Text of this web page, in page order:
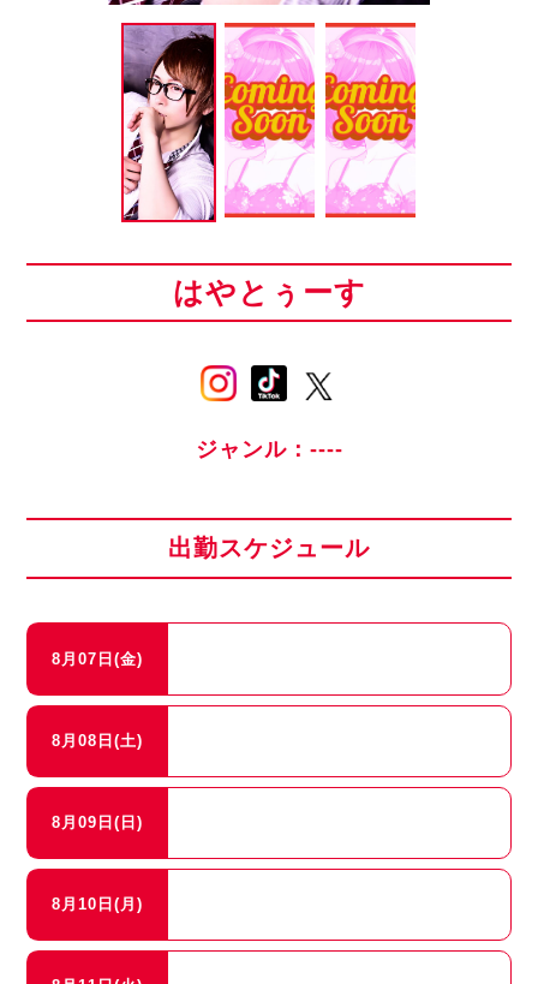
はやとぅーす
ジャンル：----
出勤スケジュール
8月07日(金)
8月08日(土)
8月09日(日)
8月10日(月)